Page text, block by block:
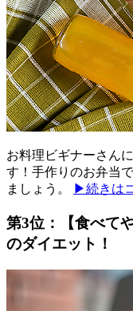
お料理ビギナーさん
す！手作りのお弁当
ましょう。
▶続きは
第3位：【食べて
のダイエット！